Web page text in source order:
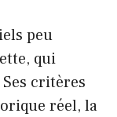
peu
qui
critères
réel, la